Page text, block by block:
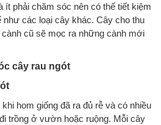
ít phải chăm sóc nên có thế tiết kiệm
các loại cây khác. Cây cho thu
cũ sẽ mọc ra những cành mới
cây rau ngót
hom giống đã ra đủ rễ và có nhiều
trồng ở vườn hoặc ruộng. Mỗi cây